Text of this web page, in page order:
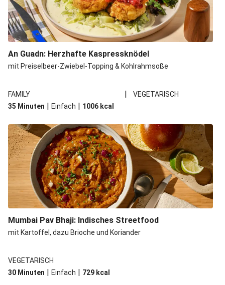
An Guadn: Herzhafte Kaspressknödel
mit Preiselbeer-Zwiebel-Topping & Kohlrahmsoße
FAMILY |
VEGETARISCH
35 Minuten | Einfach | 1006 kcal
Mumbai Pav Bhaji: Indisches Streetfood
mit Kartoffel, dazu Brioche und Koriander
VEGETARISCH
30 Minuten | Einfach | 729 kcal